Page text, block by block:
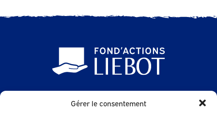
Gérer le consentement
85500 LES HERBIERS